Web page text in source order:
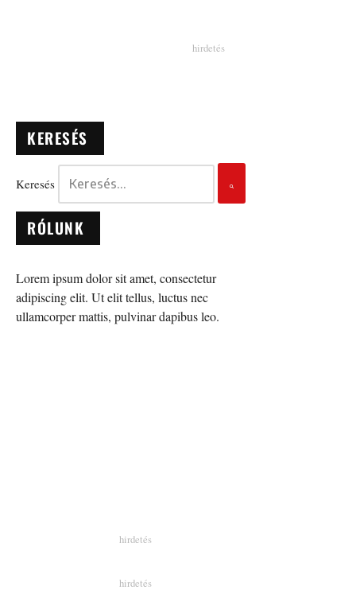
KERESÉS
Keresés
RÓLUNK
Lorem ipsum dolor sit amet, consectetur
adipiscing elit. Ut elit tellus, luctus nec
ullamcorper mattis, pulvinar dapibus leo.